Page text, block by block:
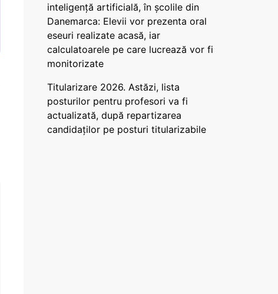
inteligență artificială, în școlile din
Danemarca: Elevii vor prezenta oral
eseuri realizate acasă, iar
calculatoarele pe care lucrează vor fi
monitorizate
Titularizare 2026. Astăzi, lista
posturilor pentru profesori va fi
actualizată, după repartizarea
candidaților pe posturi titularizabile